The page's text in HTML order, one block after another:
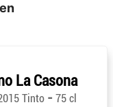
La Casona
Tinto - 75 cl